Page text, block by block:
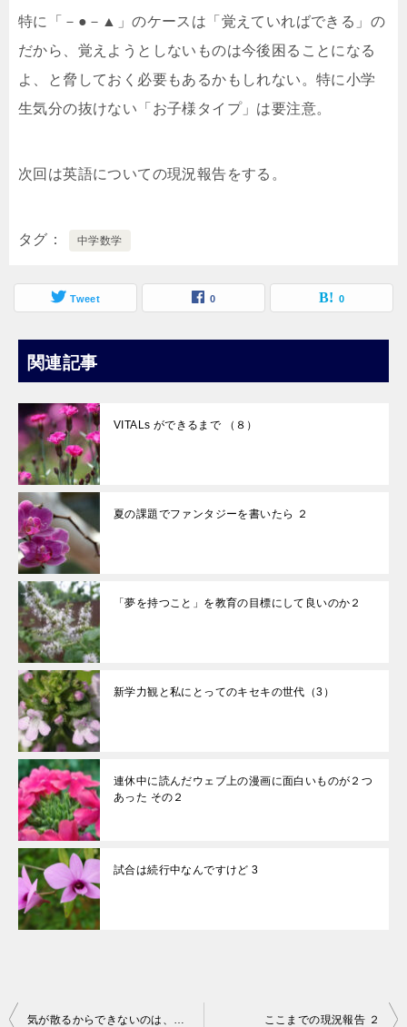
特に「－●－▲」のケースは「覚えていればできる」の
だから、覚えようとしないものは今後困ることになる
よ、と脅しておく必要もあるかもしれない。特に小学
生気分の抜けない「お子様タイプ」は要注意。
次回は英語についての現況報告をする。
タグ 中学数学
Tweet 0 0
関連記事
VITALs ができるまで （８）
夏の課題でファンタジーを書いたら ２
「夢を持つこと」を教育の目標にして良いのか２
新学力観と私にとってのキセキの世代（3）
連休中に読んだウェブ上の漫画に面白いものが２つ
あった その２
試合は続行中なんですけど 3
投
気が散るからできないのは、もう少し別の話 ここまでの現況報告 ２